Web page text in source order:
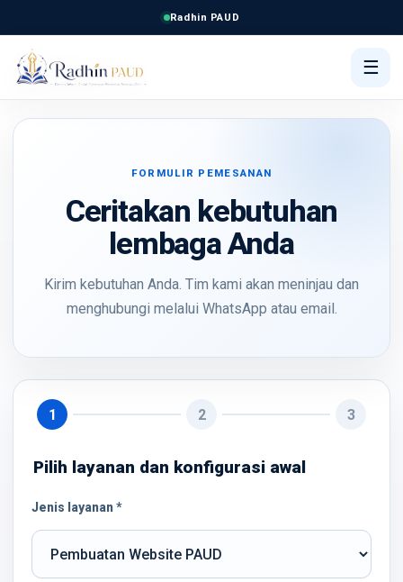
Radhin PAUD
☰
FORMULIR PEMESANAN
Ceritakan kebutuhan
lembaga Anda
Kirim kebutuhan Anda. Tim kami akan meninjau dan
menghubungi melalui WhatsApp atau email.
1 2 3
Pilih layanan dan konfigurasi awal
Jenis layanan *